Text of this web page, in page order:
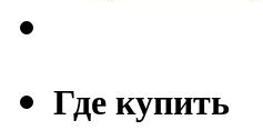
Где купить